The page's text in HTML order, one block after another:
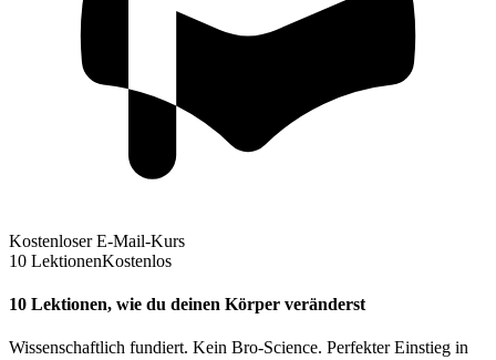
Kostenloser E-Mail-Kurs
10 LektionenKostenlos
10 Lektionen, wie du deinen Körper veränderst
Wissenschaftlich fundiert. Kein Bro-Science. Perfekter Einstieg in